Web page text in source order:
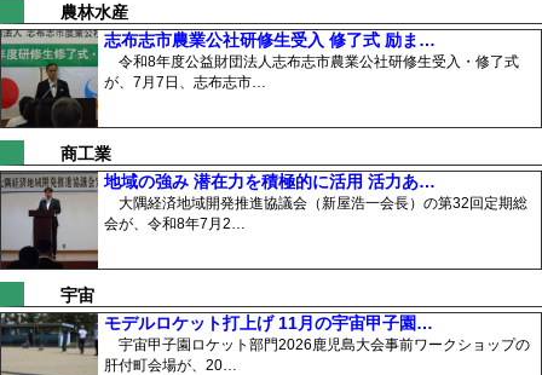
農林水産
志布志市農業公社研修生受入 修了式 励ま…
令和8年度公益財団法人志布志市農業公社研修生受入・修了式
が、7月7日、志布志市…
商工業
地域の強み 潜在力を積極的に活用 活力あ…
大隅経済地域開発推進協議会（新屋浩一会長）の第32回定期総
会が、令和8年7月2…
宇宙
モデルロケット打上げ 11月の宇宙甲子園…
宇宙甲子園ロケット部門2026鹿児島大会事前ワークショップの
肝付町会場が、20…